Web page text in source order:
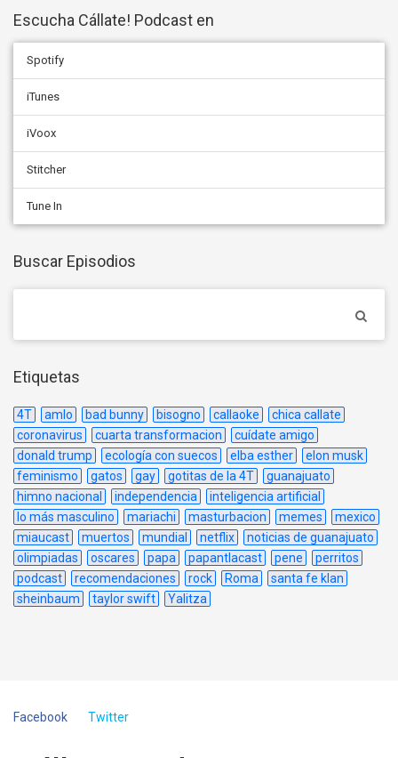
Escucha Cállate! Podcast en
Spotify
iTunes
iVoox
Stitcher
Tune In
Buscar Episodios
Etiquetas
4T amlo bad bunny bisogno callaoke
chica callate
coronavirus
cuarta transformacion
cuídate amigo
donald trump
ecología con suecos elba esther
elon musk
feminismo
gatos gay gotitas de la 4T
guanajuato
himno nacional
independencia
inteligencia artificial
lo más masculino
mariachi masturbacion memes
mexico
miaucast
muertos mundial netflix
noticias de guanajuato
olimpiadas
oscares papa papantlacast pene
perritos
podcast
recomendaciones rock Roma
santa fe klan
sheinbaum
taylor swift Yalitza
Facebook Twitter